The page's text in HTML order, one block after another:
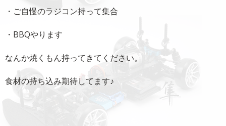
・ご自慢のラジコン持って集合
・BBQやります
なんか焼くもん持ってきてください。
食材の持ち込み期待してます♪